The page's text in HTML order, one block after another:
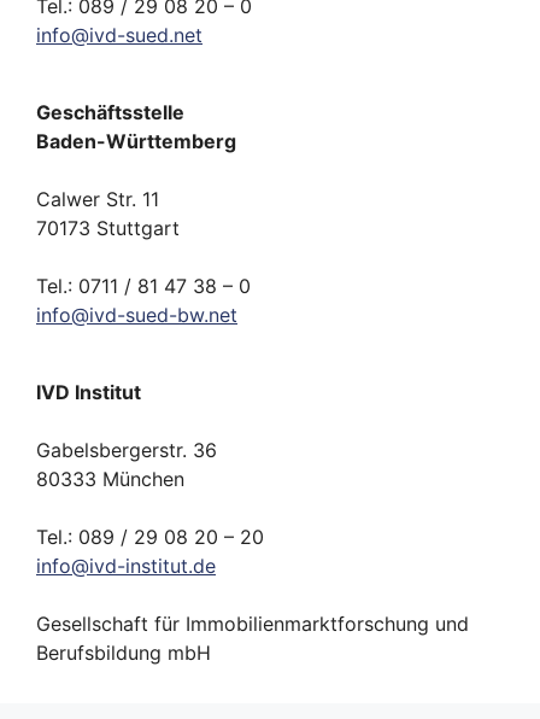
Tel.: 089 / 29 08 20 – 0
info@ivd-sued.net
Geschäftsstelle
Baden-Württemberg
Calwer Str. 11
70173 Stuttgart
Tel.: 0711 / 81 47 38 – 0
info@ivd-sued-bw.net
IVD Institut
Gabelsbergerstr. 36
80333 München
Tel.: 089 / 29 08 20 – 20
info@ivd-institut.de
Gesellschaft für Immobilienmarktforschung und
Berufsbildung mbH